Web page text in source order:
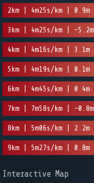
2km | 4m25s/km | 0.9m
3km | 4m25s/km | -5.2m
4km | 4m16s/km | 3.1m
5km | 4m19s/km | 0.1m
6km | 4m45s/km | 0.4m
7km | 7m58s/km | -0.8m
8km | 5m06s/km | 2.2m
9km | 5m27s/km | 0.8m
Interactive Map